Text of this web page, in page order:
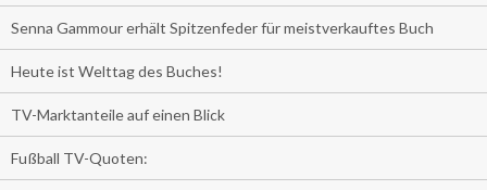
Senna Gammour erhält Spitzenfeder für meistverkauftes Buch
Heute ist Welttag des Buches!
TV-Marktanteile auf einen Blick
Fußball TV-Quoten: